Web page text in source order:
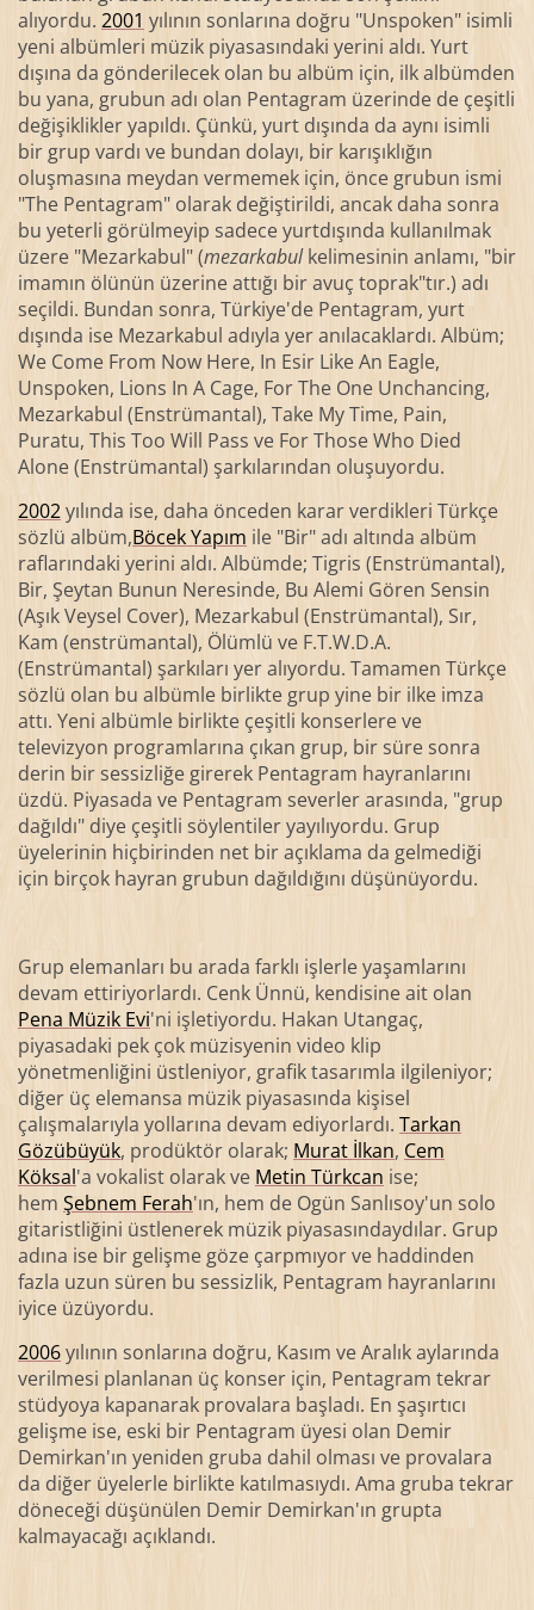
alıyordu. 2001 yılının sonlarına doğru "Unspoken" isimli
yeni albümleri müzik piyasasındaki yerini aldı. Yurt
dışına da gönderilecek olan bu albüm için, ilk albümden
bu yana, grubun adı olan Pentagram üzerinde de çeşitli
değişiklikler yapıldı. Çünkü, yurt dışında da aynı isimli
bir grup vardı ve bundan dolayı, bir karışıklığın
oluşmasına meydan vermemek için, önce grubun ismi
"The Pentagram" olarak değiştirildi, ancak daha sonra
bu yeterli görülmeyip sadece yurtdışında kullanılmak
üzere "Mezarkabul" (mezarkabulkelimesinin anlamı, "bir
imamın ölünün üzerine attığı bir avuç toprak"tır.) adı
seçildi. Bundan sonra, Türkiye'de Pentagram, yurt
dışında ise Mezarkabul adıyla yer anılacaklardı. Albüm;
We Come From Now Here, In Esir Like An Eagle,
Unspoken, Lions In A Cage, For The One Unchancing,
Mezarkabul (Enstrümantal), Take My Time, Pain,
Puratu, This Too Will Pass ve For Those Who Died
Alone (Enstrümantal) şarkılarından oluşuyordu.
2002yılında ise, daha önceden karar verdikleri Türkçe
sözlü albüm,Böcek Yapım ile "Bir" adı altında albüm
raflarındaki yerini aldı. Albümde; Tigris (Enstrümantal),
Bir, Şeytan Bunun Neresinde, Bu Alemi Gören Sensin
(Aşık Veysel Cover), Mezarkabul (Enstrümantal), Sır,
Kam (enstrümantal), Ölümlü ve F.T.W.D.A.
(Enstrümantal) şarkıları yer alıyordu. Tamamen Türkçe
sözlü olan bu albümle birlikte grup yine bir ilke imza
attı. Yeni albümle birlikte çeşitli konserlere ve
televizyon programlarına çıkan grup, bir süre sonra
derin bir sessizliğe girerek Pentagram hayranlarını
üzdü. Piyasada ve Pentagram severler arasında, "grup
dağıldı" diye çeşitli söylentiler yayılıyordu. Grup
üyelerinin hiçbirinden net bir açıklama da gelmediği
için birçok hayran grubun dağıldığını düşünüyordu.
Grup elemanları bu arada farklı işlerle yaşamlarını
devam ettiriyorlardı. Cenk Ünnü, kendisine ait olan
Pena Müzik Evi'ni işletiyordu. Hakan Utangaç,
piyasadaki pek çok müzisyenin video klip
yönetmenliğini üstleniyor, grafik tasarımla ilgileniyor;
diğer üç elemansa müzik piyasasında kişisel
çalışmalarıyla yollarına devam ediyorlardı. Tarkan
Gözübüyük, prodüktör olarak; Murat İlkan, Cem
Köksal'a vokalist olarak ve Metin Türkcan ise;
hem Şebnem Ferah'ın, hem de Ogün Sanlısoy'un solo
gitaristliğini üstlenerek müzik piyasasındaydılar. Grup
adına ise bir gelişme göze çarpmıyor ve haddinden
fazla uzun süren bu sessizlik, Pentagram hayranlarını
iyice üzüyordu.
2006yılının sonlarına doğru, Kasım ve Aralık aylarında
verilmesi planlanan üç konser için, Pentagram tekrar
stüdyoya kapanarak provalara başladı. En şaşırtıcı
gelişme ise, eski bir Pentagram üyesi olan Demir
Demirkan'ın yeniden gruba dahil olması ve provalara
da diğer üyelerle birlikte katılmasıydı. Ama gruba tekrar
döneceği düşünülen Demir Demirkan'ın grupta
kalmayacağı açıklandı.